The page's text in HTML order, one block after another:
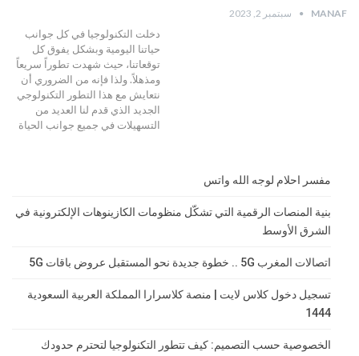
MANAF سبتمبر 2, 2023
دخلت التكنولوجيا في كل جوانب
حياتنا اليومية وبشكل يفوق كل
توقعاتنا، حيث شهدت تطوراً سريعاً
ومذهلاً. ولذا فإنه من الضروري أن
نتعايش مع هذا التطور التكنولوجي
الجديد الذي قدم لنا العديد من
التسهيلات في جميع جوانب الحياة
مفسر احلام لوجه الله واتس
بنية المنصات الرقمية التي تشكّل منظومات الكازينوهات الإلكترونية في
الشرق الأوسط
اتصالات المغرب 5G .. خطوة جديدة نحو المستقبل عروض باقات 5G
تسجيل دخول كلاس لايت | منصة كلاسرارا المملكة العربية السعودية
1444
الخصوصية حسب التصميم: كيف تتطور التكنولوجيا لتحترم حدودك